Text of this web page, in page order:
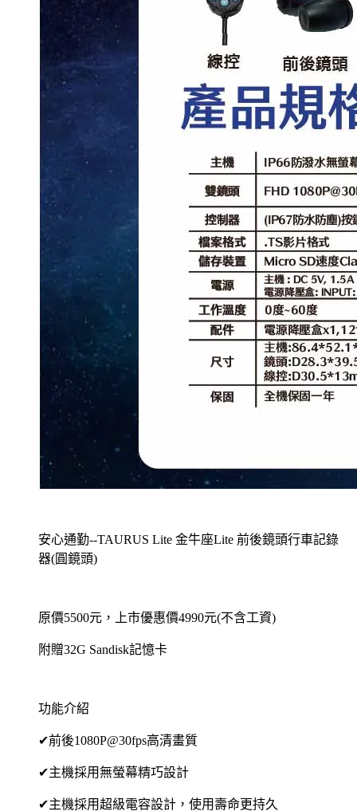
安心通勤--TAURUS Lite 金牛座Lite 前後鏡頭行車記錄
器(圓鏡頭)
原價5500元，上市優惠價4990元(不含工資)
附贈32G Sandisk記憶卡
功能介紹
✔前後1080P@30fps高清畫質
✔主機採用無螢幕精巧設計
✔主機採用超級電容設計，使用壽命更持久